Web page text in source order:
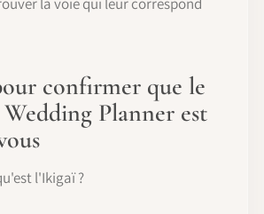
confirmer que le
Planner est
l'Ikigaï ?